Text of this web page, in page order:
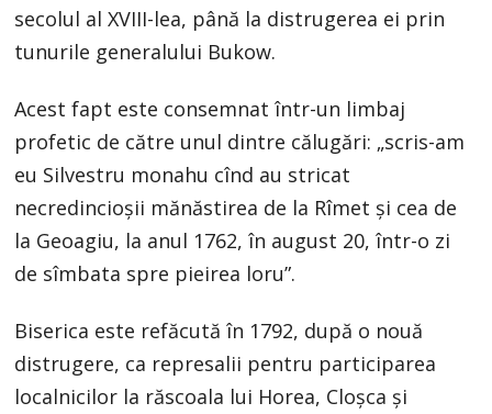
secolul al XVIII-lea, până la distrugerea ei prin
tunurile generalului Bukow.
Acest fapt este consemnat într-un limbaj
profetic de către unul dintre călugări: „scris-am
eu Silvestru monahu cînd au stricat
necredincioşii mănăstirea de la Rîmet şi cea de
la Geoagiu, la anul 1762, în august 20, într-o zi
de sîmbata spre pieirea loru”.
Biserica este refăcută în 1792, după o nouă
distrugere, ca represalii pentru participarea
localnicilor la răscoala lui Horea, Cloşca şi